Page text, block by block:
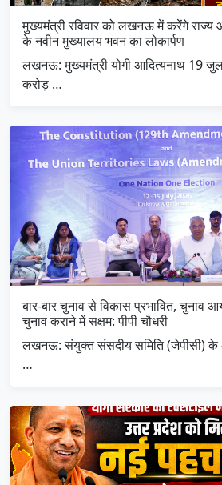
मुख्यमंत्री रविवार को लखनऊ में करेंगे राज्य
के नवीन मुख्यालय भवन का लोकार्पण
लखनऊ: मुख्यमंत्री योगी आदित्यनाथ 19
करोड़ …
बार-बार चुनाव से विकास प्रभावित, चुनाव
चुनाव कराने में सक्षम: पीपी चौधरी
लखनऊ: संयुक्त संसदीय समिति (जेपीसी) के
…